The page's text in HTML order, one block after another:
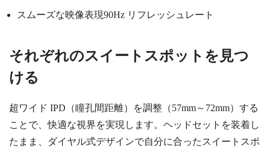
スムーズな映像表現90Hz リフレッシュレート
それぞれのスイートスポットを見つ
ける
超ワイド IPD（瞳孔間距離）を調整（57mm～72mm）する
ことで、快適な視界を実現します。ヘッドセットを装着し
たまま、ダイヤル式デザインで自分に合ったスイートスポ